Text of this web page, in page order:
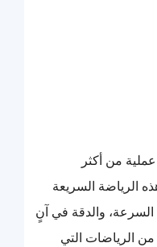
من أكثر
الرياضة السريعة
السرعة، والدقة في آنٍ
من الرياضات التي